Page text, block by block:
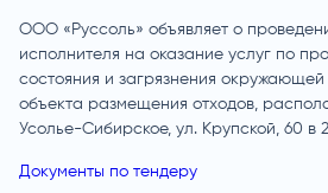
ООО «Руссоль» объявляет о
исполнителя на оказание услуг по
состояния и загрязнения
объекта размещения отходов,
Усолье-Сибирское, ул. Крупской, 60 в
Документы по тендеру